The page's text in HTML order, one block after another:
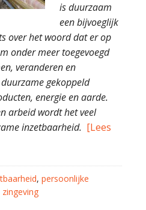
is duurzaam
een bijvoeglijk
over het woord dat er op
onder meer toegevoegd
veranderen en
gekoppeld
energie en aarde.
arbeid wordt het veel
inzetbaarheid. [Lees
, persoonlijke
zingeving